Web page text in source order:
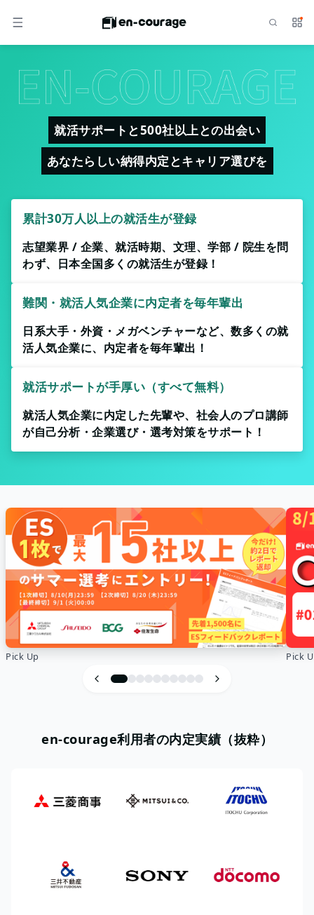
メニュー サ
就活サポートと500社以上との出会い
あなたらしい納得内定とキャリア選びを
累計30万人以上の就活生が登録
志望業界 / 企業、就活時期、文理、学部 / 院生を問
わず、日本全国多くの就活生が登録！
難関・就活人気企業に内定者を毎年輩出
日系大手・外資・メガベンチャーなど、数多くの就
活人気企業に、内定者を毎年輩出！
就活サポートが手厚い（すべて無料）
就活人気企業に内定した先輩や、社会人のプロ講師
が自己分析・企業選び・選考対策をサポート！
Pick Up
en-courage利用者の内定実績（抜粋）